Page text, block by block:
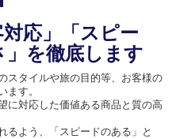
対応」「スピー
」を徹底します
スタイルや旅の目的等、お客様の
ます。
に対応した価値ある商品と質の高
るよう、「スピードのある」と